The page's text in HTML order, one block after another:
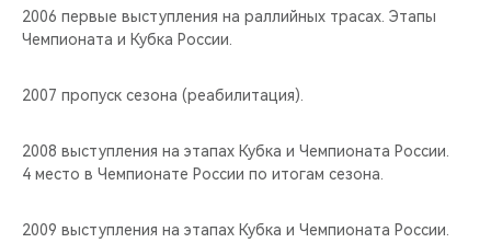
2006 первые выступления на раллийных трасах. Этапы
Чемпионата и Кубка России.
2007 пропуск сезона (реабилитация).
2008 выступления на этапах Кубка и Чемпионата России.
4 место в Чемпионате России по итогам сезона.
2009 выступления на этапах Кубка и Чемпионата России.